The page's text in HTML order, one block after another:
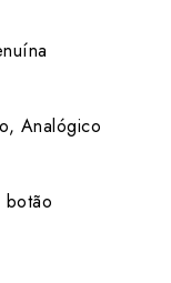
Analógico